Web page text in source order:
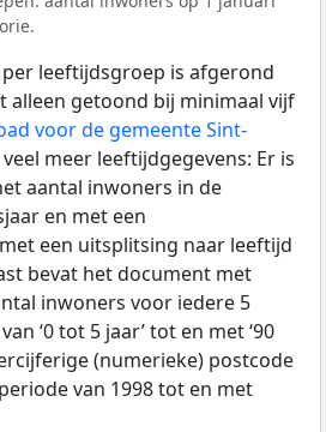
leeftijdsgroep is afgerond
alleen getoond bij minimaal vijf
voor de gemeente Sint-
meer leeftijdgegevens: Er is
aantal inwoners in de
en met een
een uitsplitsing naar leeftijd
bevat het document met
inwoners voor iedere 5
‘0 tot 5 jaar’ tot en met ‘90
(numerieke) postcode
van 1998 tot en met